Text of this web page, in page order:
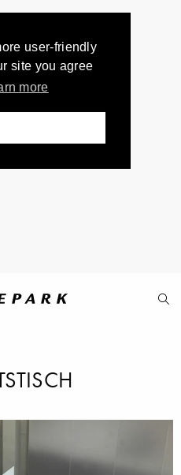
user-friendly
site you agree
more